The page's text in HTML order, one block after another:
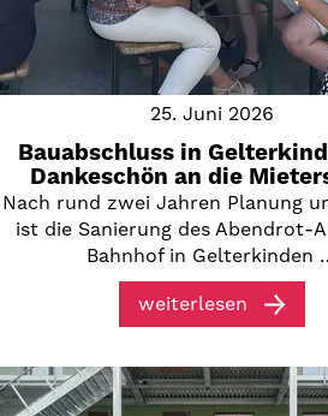
25. Juni 2026
Bauabschluss in
Dankeschön an die
Nach rund zwei Jahren Planung
ist die Sanierung des Abendrot-
Bahnhof in Gelterkinden
weiterlesen